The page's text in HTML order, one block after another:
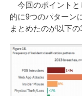
今回のポイントと
的に9つのパターン
まとめたのが以下の